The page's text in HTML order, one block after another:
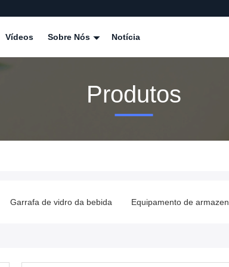
Vídeos Sobre Nós Notícia
Produtos
Equipamento de armazenagem de armazém